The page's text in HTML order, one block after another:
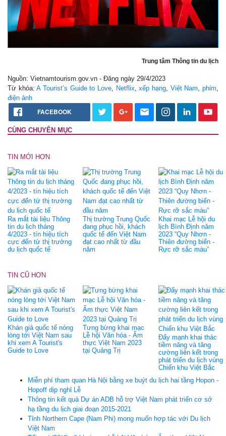
Trung tâm Thông tin du lịch
Nguồn: Vietnamtourism.gov.vn - Đăng ngày 29/4/2023
Từ khóa:A Tourist’s Guide to Love Netflix ,xếp hạng Việt Nam ,phim
điện ảnh
FACEBOOK
CÙNG CHUYÊN MỤC
TIN MỚI HƠN
Ra mắt tài liệu Thông
tin du lịch tháng
4/2023 - tín hiệu tích
cực đến từ thị trường
du lịch quốc tế
Thị trường Trung Quốc
đang phục hồi, khách
quốc tế đến Việt Nam
đạt cao nhất từ đầu
năm
Khai mạc Lễ hội du
lịch Bình Định năm
2023 “Quy Nhơn -
Thiên đường biển -
Rực rỡ sắc màu”
TIN CŨ HƠN
Khán giả quốc tế nóng
lòng tới Việt Nam sau
khi xem A Tourist's
Guide to Love
Tưng bừng khai mạc
Lễ hội Văn hóa - Ẩm
thực Việt Nam 2023
tại Quảng Trị
Đẩy mạnh khai thác
tiềm năng và tăng
cường liên kết trong
phát triển du lịch vùng
Chiến khu Việt Bắc
Miễn phí tham quan Hà Nội bằng xe buýt du lịch hai tầng Hopon -
Hopoff dịp nghỉ Lễ
Thông tin kết quả Dự án ADB hỗ trợ Việt Nam phát triển cơ sở
hạ tầng du lịch giai đoạn 2015-2021
Tỉnh Northern Cape (Nam Phi) mong muốn hợp tác với Du lịch
Việt Nam